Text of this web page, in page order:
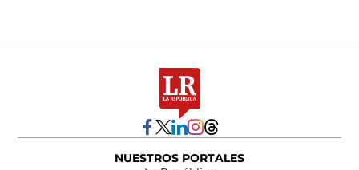
NUESTROS PORTALES